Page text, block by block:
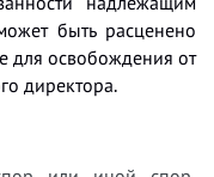
быть расценено
для освобождения от
директора.